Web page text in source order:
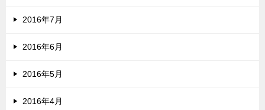
2016年7月
2016年6月
2016年5月
2016年4月